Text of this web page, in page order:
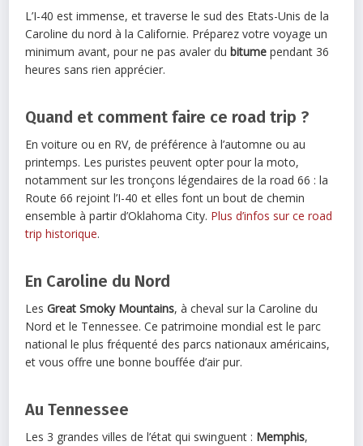
L’I-40 est immense, et traverse le sud des Etats-Unis de la
Caroline du nord à la Californie. Préparez votre voyage un
minimum avant, pour ne pas avaler dubitume pendant 36
heures sans rien apprécier.
Quand et comment faire ce road trip ?
En voiture ou en RV, de préférence à l’automne ou au
printemps. Les puristes peuvent opter pour la moto,
notamment sur les tronçons légendaires de la road 66 : la
Route 66 rejoint l’I-40 et elles font un bout de chemin
ensemble à partir d’Oklahoma City. Plus d’infos sur ce road
trip historique.
En Caroline du Nord
LesGreat Smoky Mountains, à cheval sur la Caroline du
Nord et le Tennessee. Ce patrimoine mondial est le parc
national le plus fréquenté des parcs nationaux américains,
et vous offre une bonne bouffée d’air pur.
Au Tennessee
Les 3 grandes villes de l’état qui swinguent : Memphis,